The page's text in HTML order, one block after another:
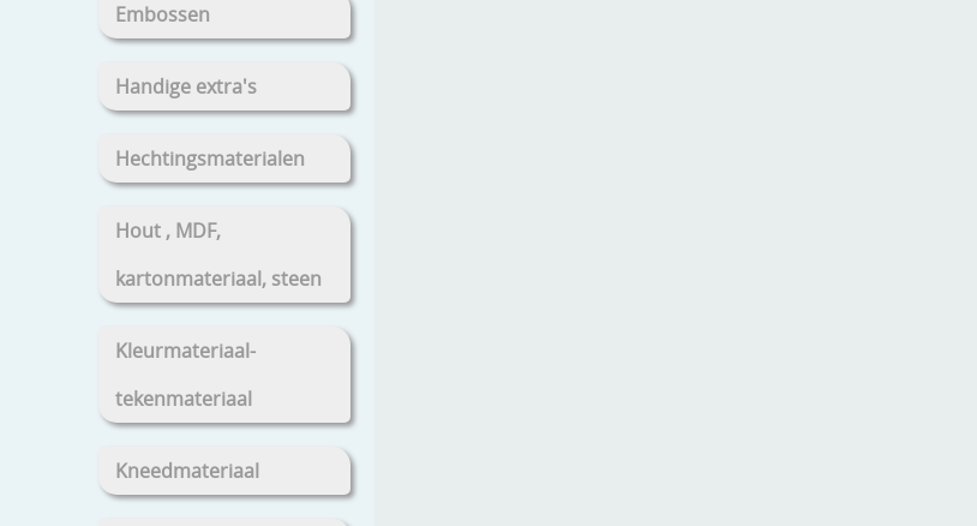
Embossen
Handige extra's
Hechtingsmaterialen
Hout , MDF,
kartonmateriaal, steen
Kleurmateriaal-
tekenmateriaal
Kneedmateriaal